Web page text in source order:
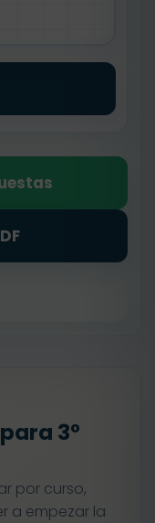
3º
por curso,
a empezar la